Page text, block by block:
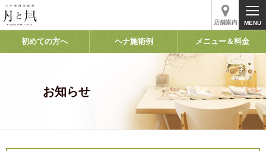
店舗案内
初めての方へ ヘナ施術例 メニュー＆料金
お知らせ